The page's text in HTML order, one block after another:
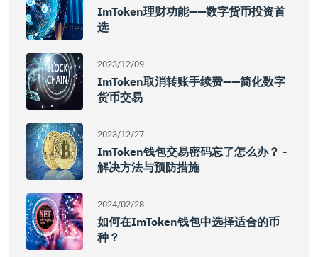
ImToken理财功能——数字货币投资首
选
2023/12/09
ImToken取消转账手续费——简化数字
货币交易
2023/12/27
ImToken钱包交易密码忘了怎么办？ -
解决方法与预防措施
2024/02/28
如何在imToken钱包中选择适合的币
种？